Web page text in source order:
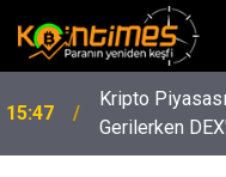
15:47
Kripto
Gerilerken